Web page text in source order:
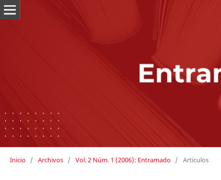
Inicio / Archivos / Vol. 2 Núm. 1 (2006): Entramado / Artículos